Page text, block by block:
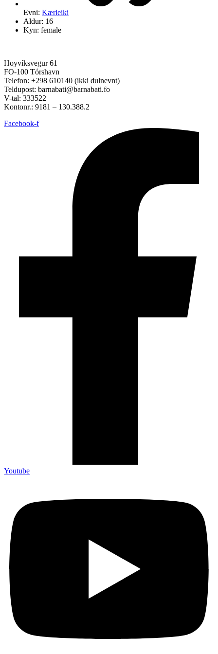
Evni: Kærleiki
Aldur: 16
Kyn: female
Hoyvíksvegur 61
FO-100 Tórshavn
Telefon: +298 610140 (ikki dulnevnt)
Teldupost: barnabati@barnabati.fo
V-tal: 333522
Kontonr.: 9181 – 130.388.2
Facebook-f
Youtube